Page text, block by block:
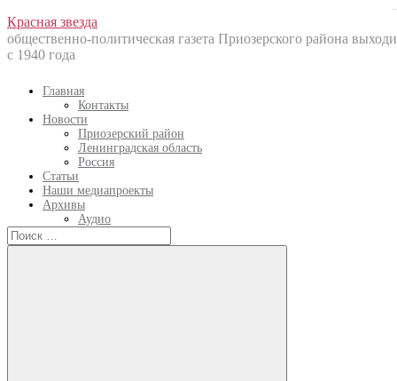
Перейти
к
содержанию
Красная звезда
общественно-политическая газета Приозерского района
с 1940 года
Главная
Контакты
Новости
Приозерский район
Ленинградская область
Россия
Статьи
Наши медиапроекты
Архивы
Аудио
Искать: